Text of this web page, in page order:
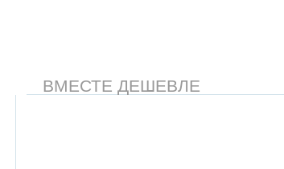
ВМЕСТЕ ДЕШЕВЛЕ